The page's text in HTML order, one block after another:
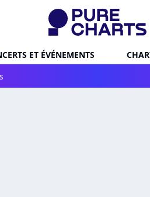
ET ÉVÉNEMENTS